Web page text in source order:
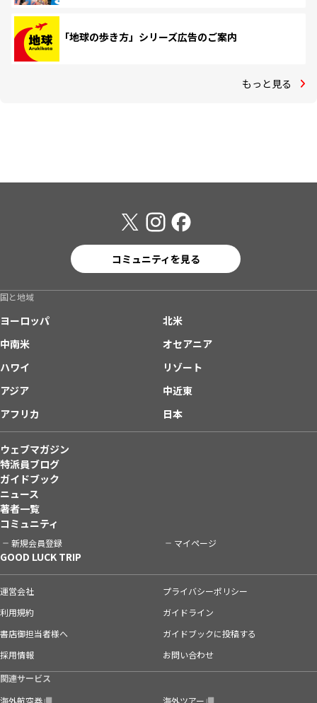
「地球の歩き方」シリーズ広告のご案内
もっと見る
コミュニティを見る
国と地域
ヨーロッパ
北米
中南米
オセアニア
ハワイ
リゾート
アジア
中近東
アフリカ
日本
ウェブマガジン
特派員ブログ
ガイドブック
ニュース
著者一覧
コミュニティ
新規会員登録 マイページ
GOOD LUCK TRIP
運営会社
プライバシーポリシー
利用規約
ガイドライン
書店御担当者様へ
ガイドブックに投稿する
採用情報
お問い合わせ
関連サービス
海外航空券
海外ツアー